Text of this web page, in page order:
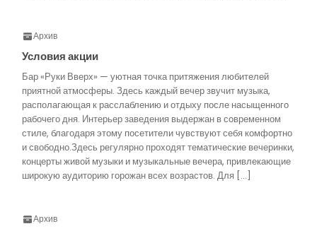
Архив
Условия акции
Бар «Руки Вверх» — уютная точка притяжения любителей
приятной атмосферы. Здесь каждый вечер звучит музыка,
располагающая к расслаблению и отдыху после насыщенного
рабочего дня. Интерьер заведения выдержан в современном
стиле, благодаря этому посетители чувствуют себя комфортно
и свободно.Здесь регулярно проходят тематические вечеринки,
концерты живой музыки и музыкальные вечера, привлекающие
широкую аудиторию горожан всех возрастов. Для […]
Архив